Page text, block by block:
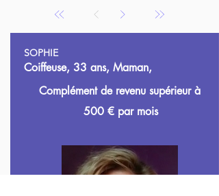
SOPHIE
Coiffeuse, 33 ans, Maman,
Complément de revenu supérieur à
500 € par mois